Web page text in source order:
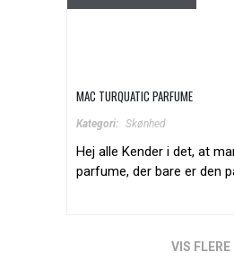
MAC TURQUATIC PARFUME
Kategori: Skønhed
Hej alle Kender i det, at
parfume, der bare er den
VIS FLERE